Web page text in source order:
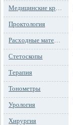
Медицинские кресла
Проктология
Расходные материалы
Стетоскопы
Терапия
Тонометры
Урология
Хирургия